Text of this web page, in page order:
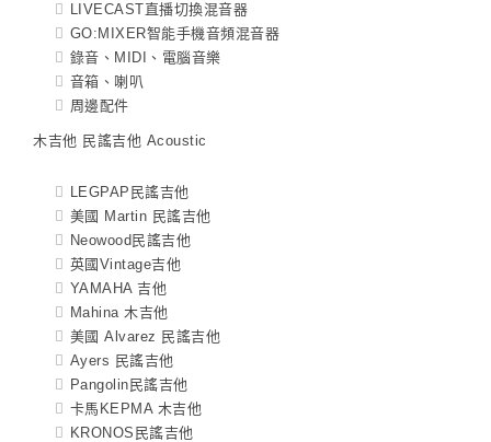
LIVECAST直播切換混音器
GO:MIXER智能手機音頻混音器
錄音、MIDI、電腦音樂
音箱、喇叭
周邊配件
木吉他 民謠吉他 Acoustic
LEGPAP民謠吉他
美國 Martin 民謠吉他
Neowood民謠吉他
英國Vintage吉他
YAMAHA 吉他
Mahina 木吉他
美國 Alvarez 民謠吉他
Ayers 民謠吉他
Pangolin民謠吉他
卡馬KEPMA 木吉他
KRONOS民謠吉他